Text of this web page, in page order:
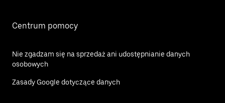
Centrum pomocy
Nie zgadzam się na sprzedaż ani udostępnianie danych
osobowych
Zasady Google dotyczące danych